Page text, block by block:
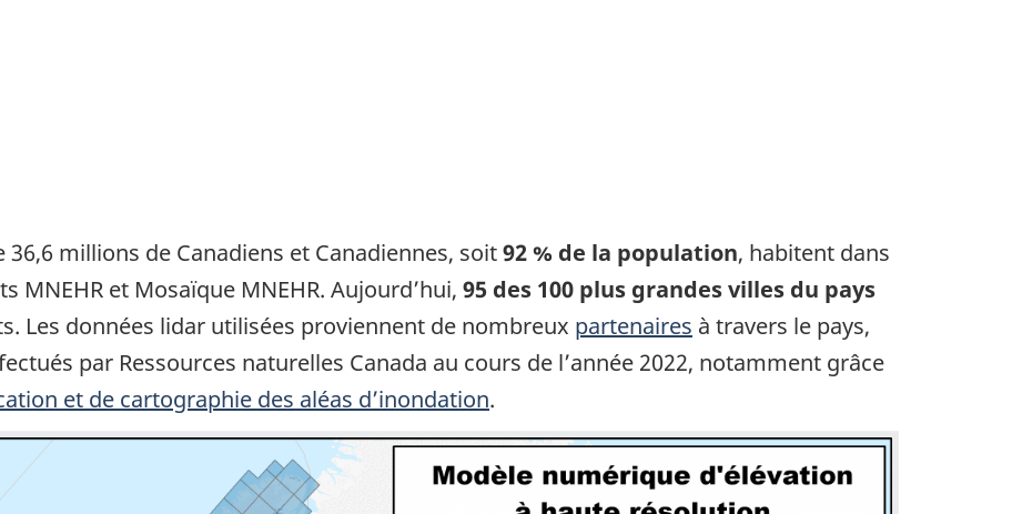
millions de Canadiens et Canadiennes, soit92 % de la population, habitent dans
MNEHR et Mosaïque MNEHR. Aujourd’hui, 95 des 100 plus grandes villes du pays
Les données lidar utilisées proviennent de nombreux partenaires à travers le pays,
par Ressources naturelles Canada au cours de l’année 2022, notamment grâce
et de cartographie des aléas d’inondation.